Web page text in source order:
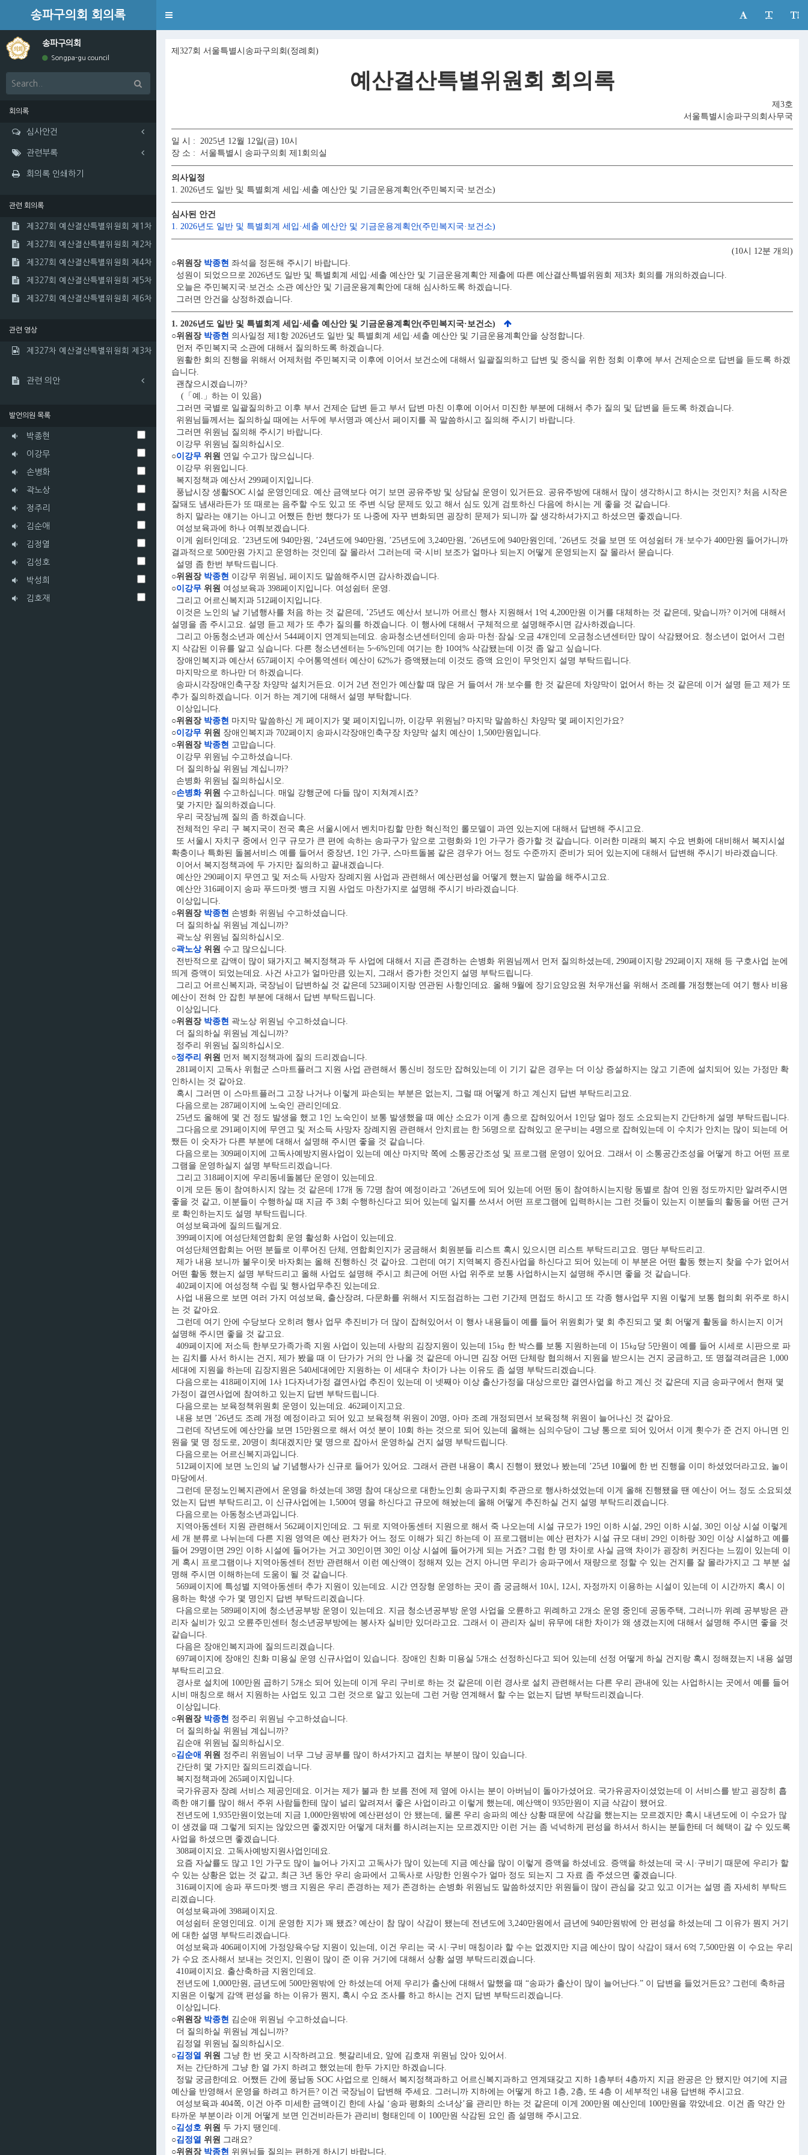
송파구의회 회의록
Toggle
송파구의회
Songpa-gu council
회의록
심사안건
관련부록
회의록 인쇄하기
관련 회의록
제327회 예산결산특별위원회 제1차
제327회 예산결산특별위원회 제2차
제327회 예산결산특별위원회 제4차
제327회 예산결산특별위원회 제5차
제327회 예산결산특별위원회 제6차
관련 영상
제327차 예산결산특별위원회 제3차
관련 의안
발언의원 목록
박종현
이강무
손병화
곽노상
정주리
김순애
김정열
김성호
박성희
김호재
제327회 서울특별시송파구의회(정례회)
예산결산특별위원회 회의록
제3호
서울특별시송파구의회사무국
일 시 : 2025년 12월 12일(금) 10시
장 소 : 서울특별시 송파구의회 제1회의실
의사일정
1. 2026년도 일반 및 특별회계 세입·세출 예산안 및 기금운용계획안(주민복지국·보건소)
심사된 안건
1. 2026년도 일반 및 특별회계 세입·세출 예산안 및 기금운용계획안(주민복지국·보건소)
(10시 12분 개의)
○위원장 박종현 좌석을 정돈해 주시기 바랍니다.
성원이 되었으므로 2026년도 일반 및 특별회계 세입·세출 예산안 및 기금운용계획안 제출에 따른 예산결산특별위원회 제3차 회의를 개의하겠습니다.
오늘은 주민복지국·보건소 소관 예산안 및 기금운용계획안에 대해 심사하도록 하겠습니다.
그러면 안건을 상정하겠습니다.
1. 2026년도 일반 및 특별회계 세입·세출 예산안 및 기금운용계획안(주민복지국·보건소)
○위원장 박종현 의사일정 제1항 2026년도 일반 및 특별회계 세입·세출 예산안 및 기금운용계획안을 상정합니다.
먼저 주민복지국 소관에 대해서 질의하도록 하겠습니다.
원활한 회의 진행을 위해서 어제처럼 주민복지국 이후에 이어서 보건소에 대해서 일괄질의하고 답변 및 중식을 위한 정회 이후에 부서 건제순으로 답변을 듣도록 하겠
습니다.
괜찮으시겠습니까?
(「예.」하는 이 있음)
그러면 국별로 일괄질의하고 이후 부서 건제순 답변 듣고 부서 답변 마친 이후에 이어서 미진한 부분에 대해서 추가 질의 및 답변을 듣도록 하겠습니다.
위원님들께서는 질의하실 때에는 서두에 부서명과 예산서 페이지를 꼭 말씀하시고 질의해 주시기 바랍니다.
그러면 위원님 질의해 주시기 바랍니다.
이강무 위원님 질의하십시오.
○이강무 위원 연일 수고가 많으십니다.
이강무 위원입니다.
복지정책과 예산서 299페이지입니다.
풍납시장 생활SOC 시설 운영인데요. 예산 금액보다 여기 보면 공유주방 및 상담실 운영이 있거든요. 공유주방에 대해서 많이 생각하시고 하시는 것인지? 처음 시작은
잘돼도 냄새라든가 또 때로는 음주할 수도 있고 또 주변 식당 문제도 있고 해서 심도 있게 검토하신 다음에 하시는 게 좋을 것 같습니다.
하지 말라는 얘기는 아니고 어쨌든 한번 했다가 또 나중에 자꾸 변화되면 굉장히 문제가 되니까 잘 생각하셔가지고 하셨으면 좋겠습니다.
여성보육과에 하나 여쭤보겠습니다.
이게 쉼터인데요. ’23년도에 940만원, ’24년도에 940만원, ’25년도에 3,240만원, ’26년도에 940만원인데, ’26년도 것을 보면 또 여성쉼터 개·보수가 400만원 들어가니까
결과적으로 500만원 가지고 운영하는 것인데 잘 몰라서 그러는데 국·시비 보조가 얼마나 되는지 어떻게 운영되는지 잘 몰라서 묻습니다.
설명 좀 한번 부탁드립니다.
○위원장 박종현 이강무 위원님, 페이지도 말씀해주시면 감사하겠습니다.
○이강무 위원 여성보육과 398페이지입니다. 여성쉼터 운영.
그리고 어르신복지과 512페이지입니다.
이것은 노인의 날 기념행사를 처음 하는 것 같은데, ’25년도 예산서 보니까 어르신 행사 지원해서 1억 4,200만원 이거를 대체하는 것 같은데, 맞습니까? 이거에 대해서
설명을 좀 주시고요. 설명 듣고 제가 또 추가 질의를 하겠습니다. 이 행사에 대해서 구체적으로 설명해주시면 감사하겠습니다.
그리고 아동청소년과 예산서 544페이지 연계되는데요. 송파청소년센터인데 송파·마천·잠실·오금 4개인데 오금청소년센터만 많이 삭감됐어요. 청소년이 없어서 그런
지 삭감된 이유를 알고 싶습니다. 다른 청소년센터는 5~6%인데 여기는 한 10여% 삭감됐는데 이것 좀 알고 싶습니다.
장애인복지과 예산서 657페이지 수어통역센터 예산이 62%가 증액됐는데 이것도 증액 요인이 무엇인지 설명 부탁드립니다.
마지막으로 하나만 더 하겠습니다.
송파시각장애인축구장 차양막 설치거든요. 이거 2년 전인가 예산할 때 많은 거 들여서 개·보수를 한 것 같은데 차양막이 없어서 하는 것 같은데 이거 설명 듣고 제가 또
추가 질의하겠습니다. 이거 하는 계기에 대해서 설명 부탁합니다.
이상입니다.
○위원장 박종현 마지막 말씀하신 게 페이지가 몇 페이지입니까, 이강무 위원님? 마지막 말씀하신 차양막 몇 페이지인가요?
○이강무 위원 장애인복지과 702페이지 송파시각장애인축구장 차양막 설치 예산이 1,500만원입니다.
○위원장 박종현 고맙습니다.
이강무 위원님 수고하셨습니다.
더 질의하실 위원님 계십니까?
손병화 위원님 질의하십시오.
○손병화위원 수고하십니다. 매일 강행군에 다들 많이 지쳐계시죠?
몇 가지만 질의하겠습니다.
우리 국장님께 질의 좀 하겠습니다.
전체적인 우리 구 복지국이 전국 혹은 서울시에서 벤치마킹할 만한 혁신적인 롤모델이 과연 있는지에 대해서 답변해 주시고요.
또 서울시 자치구 중에서 인구 규모가 큰 편에 속하는 송파구가 앞으로 고령화와 1인 가구가 증가할 것 같습니다. 이러한 미래의 복지 수요 변화에 대비해서 복지시설
확충이나 특화된 돌봄서비스 예를 들어서 중장년, 1인 가구, 스마트돌봄 같은 경우가 어느 정도 수준까지 준비가 되어 있는지에 대해서 답변해 주시기 바라겠습니다.
이어서 복지정책과에 두 가지만 질의하고 끝내겠습니다.
예산안 290페이지 무연고 및 저소득 사망자 장례지원 사업과 관련해서 예산편성을 어떻게 했는지 말씀을 해주시고요.
예산안 316페이지 송파 푸드마켓·뱅크 지원 사업도 마찬가지로 설명해 주시기 바라겠습니다.
이상입니다.
○위원장 박종현 손병화 위원님 수고하셨습니다.
더 질의하실 위원님 계십니까?
곽노상 위원님 질의하십시오.
○곽노상위원 수고 많으십니다.
전반적으로 감액이 많이 돼가지고 복지정책과 두 사업에 대해서 지금 존경하는 손병화 위원님께서 먼저 질의하셨는데, 290페이지랑 292페이지 재해 등 구호사업 눈에
띄게 증액이 되었는데요. 사건 사고가 얼마만큼 있는지, 그래서 증가한 것인지 설명 부탁드립니다.
그리고 어르신복지과, 국장님이 답변하실 것 같은데 523페이지랑 연관된 사항인데요. 올해 9월에 장기요양요원 처우개선을 위해서 조례를 개정했는데 여기 행사 비용
예산이 전혀 안 잡힌 부분에 대해서 답변 부탁드립니다.
이상입니다.
○위원장 박종현 곽노상 위원님 수고하셨습니다.
더 질의하실 위원님 계십니까?
정주리 위원님 질의하십시오.
○정주리 위원 먼저 복지정책과에 질의 드리겠습니다.
281페이지 고독사 위험군 스마트플러그 지원 사업 관련해서 통신비 정도만 잡혀있는데 이 기기 같은 경우는 더 이상 증설하지는 않고 기존에 설치되어 있는 가정만 확
인하시는 것 같아요.
혹시 그러면 이 스마트플러그 고장 나거나 이렇게 파손되는 부분은 없는지, 그럴 때 어떻게 하고 계신지 답변 부탁드리고요.
다음으로는 287페이지에 노숙인 관리인데요.
25년도 올해에 몇 건 정도 발생을 했고 1인 노숙인이 보통 발생했을 때 예산 소요가 이게 총으로 잡혀있어서 1인당 얼마 정도 소요되는지 간단하게 설명 부탁드립니다.
그다음으로 291페이지에 무연고 및 저소득 사망자 장례지원 관련해서 안치료는 한 56명으로 잡혀있고 운구비는 4명으로 잡혀있는데 이 수치가 안치는 많이 되는데 어
쨌든 이 숫자가 다른 부분에 대해서 설명해 주시면 좋을 것 같습니다.
다음으로는 309페이지에 고독사예방지원사업이 있는데 예산 마지막 쪽에 소통공간조성 및 프로그램 운영이 있어요. 그래서 이 소통공간조성을 어떻게 하고 어떤 프로
그램을 운영하실지 설명 부탁드리겠습니다.
그리고 318페이지에 우리동네돌봄단 운영이 있는데요.
이게 모든 동이 참여하시지 않는 것 같은데 17개 동 72명 참여 예정이라고 ’26년도에 되어 있는데 어떤 동이 참여하시는지랑 동별로 참여 인원 정도까지만 알려주시면
좋을 것 같고, 이분들이 수행하실 때 지금 주 3회 수행하신다고 되어 있는데 일지를 쓰셔서 어떤 프로그램에 입력하시는 그런 것들이 있는지 이분들의 활동을 어떤 근거
로 확인하는지도 설명 부탁드립니다.
여성보육과에 질의드릴게요.
399페이지에 여성단체연합회 운영 활성화 사업이 있는데요.
여성단체연합회는 어떤 분들로 이루어진 단체, 연합회인지가 궁금해서 회원분들 리스트 혹시 있으시면 리스트 부탁드리고요. 명단 부탁드리고.
제가 내용 보니까 불우이웃 바자회는 올해 진행하신 것 같아요. 그런데 여기 지역복지 증진사업을 하신다고 되어 있는데 이 부분은 어떤 활동 했는지 찾을 수가 없어서
어떤 활동 했는지 설명 부탁드리고 올해 사업도 설명해 주시고 최근에 어떤 사업 위주로 보통 사업하시는지 설명해 주시면 좋을 것 같습니다.
402페이지에 여성정책 수립 및 행사업무추진 있는데요.
사업 내용으로 보면 여러 가지 여성보육, 출산장려, 다문화를 위해서 지도점검하는 그런 기간제 면접도 하시고 또 각종 행사업무 지원 이렇게 보통 협의회 위주로 하시
는 것 같아요.
그런데 여기 안에 수당보다 오히려 행사 업무 추진비가 더 많이 잡혀있어서 이 행사 내용들이 예를 들어 위원회가 몇 회 추진되고 몇 회 어떻게 활동을 하시는지 이거
설명해 주시면 좋을 것 같고요.
409페이지에 저소득 한부모가족가족 지원 사업이 있는데 사랑의 김장지원이 있는데 15㎏ 한 박스를 보통 지원하는데 이 15㎏당 5만원이 예를 들어 시세로 시판으로 파
는 김치를 사서 하시는 건지, 제가 봤을 때 이 단가가 거의 안 나올 것 같은데 아니면 김장 어떤 단체랑 협의해서 지원을 받으시는 건지 궁금하고, 또 명절격려금은 1,000
세대에 지원을 하는데 김장지원은 540세대에만 지원하는 이 세대수 차이가 나는 이유도 좀 설명 부탁드리겠습니다.
다음으로는 418페이지에 1사 1다자녀가정 결연사업 추진이 있는데 이 넷째아 이상 출산가정을 대상으로만 결연사업을 하고 계신 것 같은데 지금 송파구에서 현재 몇
가정이 결연사업에 참여하고 있는지 답변 부탁드립니다.
다음으로는 보육정책위원회 운영이 있는데요. 462페이지고요.
내용 보면 ’26년도 조례 개정 예정이라고 되어 있고 보육정책 위원이 20명, 아마 조례 개정되면서 보육정책 위원이 늘어나신 것 같아요.
그런데 작년도에 예산안을 보면 15만원으로 해서 여섯 분이 10회 하는 것으로 되어 있는데 올해는 심의수당이 그냥 통으로 되어 있어서 이게 횟수가 준 건지 아니면 인
원을 몇 명 정도로, 20명이 최대겠지만 몇 명으로 잡아서 운영하실 건지 설명 부탁드립니다.
다음으로는 어르신복지과입니다.
512페이지에 보면 노인의 날 기념행사가 신규로 들어가 있어요. 그래서 관련 내용이 혹시 진행이 됐었나 봤는데 ’25년 10월에 한 번 진행을 이미 하셨었더라고요, 놀이
마당에서.
그런데 문정노인복지관에서 운영을 하셨는데 38명 참여 대상으로 대한노인회 송파구지회 주관으로 행사하셨었는데 이게 올해 진행됐을 땐 예산이 어느 정도 소요되셨
었는지 답변 부탁드리고, 이 신규사업에는 1,500여 명을 하신다고 규모에 해놨는데 올해 어떻게 추진하실 건지 설명 부탁드리겠습니다.
다음으로는 아동청소년과입니다.
지역아동센터 지원 관련해서 562페이지인데요. 그 뒤로 지역아동센터 지원으로 해서 죽 나오는데 시설 규모가 19인 이하 시설, 29인 이하 시설, 30인 이상 시설 이렇게
세 개 분류로 나뉘는데 다른 지원 영역은 예산 편차가 어느 정도 이해가 되긴 하는데 이 프로그램비는 예산 편차가 시설 규모 대비 29인 이하랑 30인 이상 시설하고 예를
들어 29명이면 29인 이하 시설에 들어가는 거고 30인이면 30인 이상 시설에 들어가게 되는 거죠? 그럼 한 명 차이로 사실 금액 차이가 굉장히 커진다는 느낌이 있는데 이
게 혹시 프로그램이나 지역아동센터 전반 관련해서 이런 예산액이 정해져 있는 건지 아니면 우리가 송파구에서 재량으로 정할 수 있는 건지를 잘 몰라가지고 그 부분 설
명해 주시면 이해하는데 도움이 될 것 같습니다.
569페이지에 특성별 지역아동센터 추가 지원이 있는데요. 시간 연장형 운영하는 곳이 좀 궁금해서 10시, 12시, 자정까지 이용하는 시설이 있는데 이 시간까지 혹시 이
용하는 학생 수가 몇 명인지 답변 부탁드리겠습니다.
다음으로는 589페이지에 청소년공부방 운영이 있는데요. 지금 청소년공부방 운영 사업을 오륜하고 위례하고 2개소 운영 중인데 공동주택, 그러니까 위례 공부방은 관
리자 실비가 있고 오륜주민센터 청소년공부방에는 봉사자 실비만 있더라고요. 그래서 이 관리자 실비 유무에 대한 차이가 왜 생겼는지에 대해서 설명해 주시면 좋을 것
같습니다.
다음은 장애인복지과에 질의드리겠습니다.
697페이지에 장애인 친화 미용실 운영 신규사업이 있습니다. 장애인 친화 미용실 5개소 선정하신다고 되어 있는데 선정 어떻게 하실 건지랑 혹시 정해졌는지 내용 설명
부탁드리고요.
경사로 설치에 100만원 곱하기 5개소 되어 있는데 이게 우리 구비로 하는 것 같은데 이런 경사로 설치 관련해서는 다른 우리 관내에 있는 사업하시는 곳에서 예를 들어
시비 매칭으로 해서 지원하는 사업도 있고 그런 것으로 알고 있는데 그런 거랑 연계해서 할 수는 없는지 답변 부탁드리겠습니다.
이상입니다.
○위원장 박종현 정주리 위원님 수고하셨습니다.
더 질의하실 위원님 계십니까?
김순애 위원님 질의하십시오.
○김순애 위원 정주리 위원님이 너무 그냥 공부를 많이 하셔가지고 겹치는 부분이 많이 있습니다.
간단히 몇 가지만 질의드리겠습니다.
복지정책과에 265페이지입니다.
국가유공자 장례 서비스 제공인데요. 이거는 제가 불과 한 보름 전에 제 옆에 아시는 분이 아버님이 돌아가셨어요. 국가유공자이셨었는데 이 서비스를 받고 굉장히 흡
족한 얘기를 많이 해서 주위 사람들한테 많이 널리 알려져서 좋은 사업이라고 이렇게 했는데, 예산액이 935만원이 지금 삭감이 됐어요.
전년도에 1,935만원이었는데 지금 1,000만원밖에 예산편성이 안 됐는데, 물론 우리 송파의 예산 상황 때문에 삭감을 했는지는 모르겠지만 혹시 내년도에 이 수요가 많
이 생겼을 때 그렇게 되지는 않았으면 좋겠지만 어떻게 대처를 하시려는지는 모르겠지만 이런 거는 좀 넉넉하게 편성을 하셔서 하시는 분들한테 더 혜택이 갈 수 있도록
사업을 하셨으면 좋겠습니다.
308페이지요. 고독사예방지원사업인데요.
요즘 자살률도 많고 1인 가구도 많이 늘어나 가지고 고독사가 많이 있는데 지금 예산을 많이 이렇게 증액을 하셨네요. 증액을 하셨는데 국·시·구비기 때문에 우리가 할
수 있는 상황은 없는 것 같고, 최근 3년 동안 우리 송파에서 고독사로 사망한 인원수가 얼마 정도 되는지 그 자료 좀 주셨으면 좋겠습니다.
316페이지에 송파 푸드마켓·뱅크 지원은 우리 존경하는 제가 존경하는 손병화 위원님도 말씀하셨지만 위원들이 많이 관심을 갖고 있고 이거는 설명 좀 자세히 부탁드
리겠습니다.
여성보육과에 398페이지요.
여성쉼터 운영인데요. 이게 운영한 지가 꽤 됐죠? 예산이 참 많이 삭감이 됐는데 전년도에 3,240만원에서 금년에 940만원밖에 안 편성을 하셨는데 그 이유가 뭔지 거기
에 대한 설명 부탁드리겠습니다.
여성보육과 406페이지에 가정양육수당 지원이 있는데, 이건 우리는 국·시·구비 매칭이라 할 수는 없겠지만 지금 예산이 많이 삭감이 돼서 6억 7,500만원 이 수요는 우리
가 수요 조사해서 보내는 것인지, 인원이 많이 준 이유 거기에 대해서 상황 설명 부탁드리겠습니다.
410페이지요. 출산축하금 지원인데요.
전년도에 1,000만원, 금년도에 500만원밖에 안 하셨는데 어제 우리가 출산에 대해서 말했을 때 “송파가 출산이 많이 늘어난다.” 이 답변을 들었거든요? 그런데 축하금
지원은 이렇게 감액 편성을 하는 이유가 뭔지, 혹시 수요 조사를 하고 하시는 건지 답변 부탁드리겠습니다.
이상입니다.
○위원장 박종현 김순애 위원님 수고하셨습니다.
더 질의하실 위원님 계십니까?
김정열 위원님 질의하십시오.
○김정열 위원 그냥 한 번 웃고 시작하려고요. 헷갈리네요, 앞에 김호재 위원님 앉아 있어서.
저는 간단하게 그냥 한 열 가지 하려고 했었는데 한두 가지만 하겠습니다.
정말 궁금한데요. 어쨌든 간에 풍납동 SOC 사업으로 인해서 복지정책과하고 어르신복지과하고 연계돼갖고 지하 1층부터 4층까지 지금 완공은 안 됐지만 여기에 지금
예산을 반영해서 운영을 하려고 하거든? 이건 국장님이 답변해 주세요. 그러니까 지하에는 어떻게 하고 1층, 2층, 또 4층 이 세부적인 내용 답변해 주시고요.
여성보육과 404쪽, 이건 아주 미세한 금액이긴 한데 사실 ‘송파 평화의 소녀상’을 관리만 하는 것 같은데 이게 200만원 예산인데 100만원을 깎았네요. 이건 좀 약간 안
타까운 부분이라 이게 어떻게 보면 인건비라든가 관리비 형태인데 이 100만원 삭감된 요인 좀 설명해 주시고요.
○김성호 위원 두 가지 땡인데.
○김정열 위원 그래요?
○위원장 박종현 위원님들 질의는 편하게 하시기 바랍니다.